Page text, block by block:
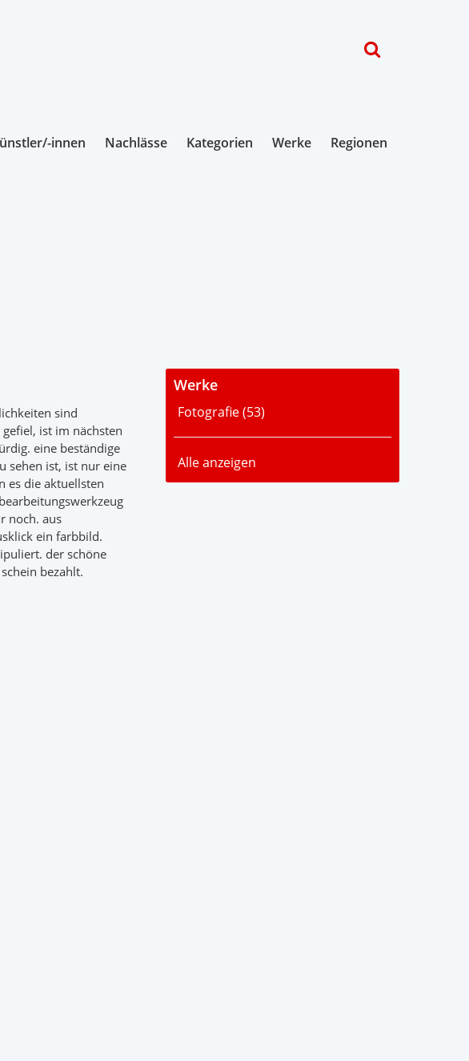
innen Nachlässe Kategorien Werke Regionen
sind
ist im nächsten
eine beständige
sehen ist, ist nur eine
es die aktuellsten
noch. aus
ein farbbild.
der schöne
bezahlt.
Werke
Fotografie (53)
Alle anzeigen